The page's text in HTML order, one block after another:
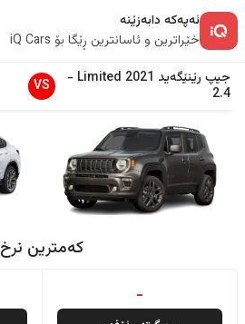
ئەپەکە دابەزێنە
خێراترین و ئاسانترین ڕێگا بۆ iQ Cars
جیپ رێنێگەید 2021
Limited
-
2.4
VS
کەمترین نرخ
-